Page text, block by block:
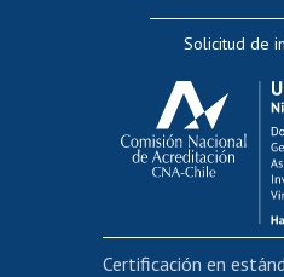
Evaluación
Calificación
Postulación
Cursos internos
Bienestar
Portal de
Solicitud de
Certificación en